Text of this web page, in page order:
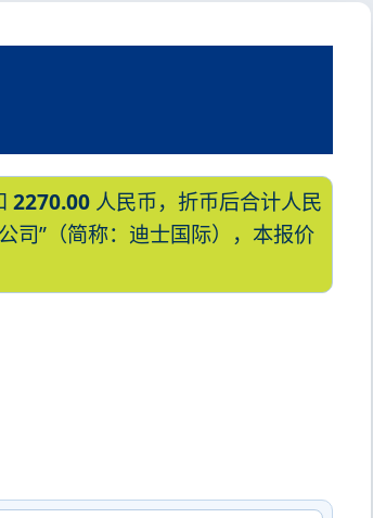
2270.00人民币，折币后合计人民
司”（简称：迪士国际），本报价